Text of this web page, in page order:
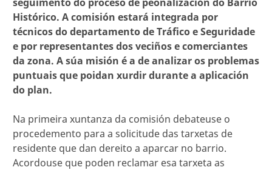
Histórico. A comisión estará integrada por
técnicos do departamento de Tráfico e Seguridade
e por representantes dos veciños e comerciantes
da zona. A súa misión é a de analizar os problemas
puntuais que poidan xurdir durante a aplicación
do plan.
Na primeira xuntanza da comisión debateuse o
procedemento para a solicitude das tarxetas de
residente que dan dereito a aparcar no barrio.
Acordouse que poden reclamar esa tarxeta as